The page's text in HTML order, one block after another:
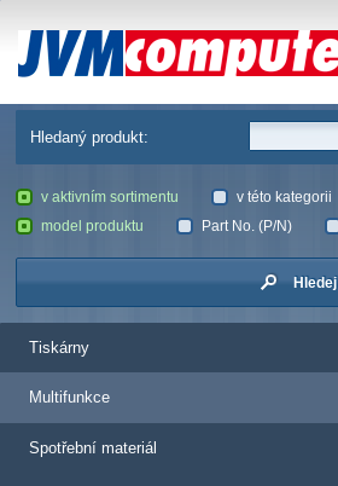
JVM Computers
Hledaný produkt:
v aktivním sortimentu
v této kategorii
model produktu
Part No. (P/N)
Hledej
Tiskárny
Multifunkce
Spotřební materiál